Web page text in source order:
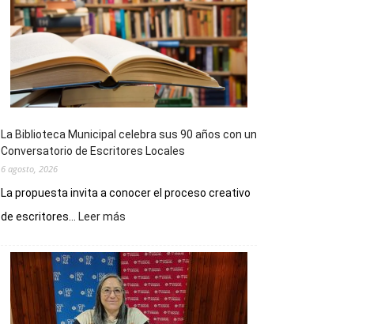
La Biblioteca Municipal celebra sus 90 años con un
Conversatorio de Escritores Locales
6 agosto, 2026
La propuesta invita a conocer el proceso creativo
de escritores...
Leer más
Municipal
celebra
sus
90